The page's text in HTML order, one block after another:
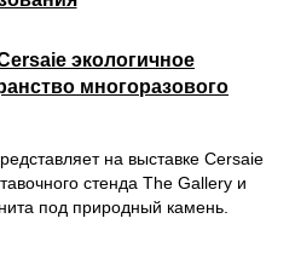
экологичное
многоразового
на выставке Cersaie
стенда The Gallery и
под природный камень.